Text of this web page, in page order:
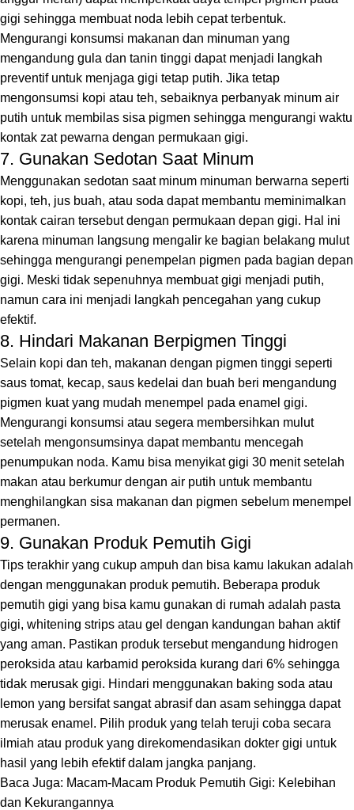
gigi sehingga membuat noda lebih cepat terbentuk.
Mengurangi konsumsi makanan dan minuman yang
mengandung gula dan tanin tinggi dapat menjadi langkah
preventif untuk menjaga gigi tetap putih. Jika tetap
mengonsumsi kopi atau teh, sebaiknya perbanyak minum air
putih untuk membilas sisa pigmen sehingga mengurangi waktu
kontak zat pewarna dengan permukaan gigi.
7. Gunakan Sedotan Saat Minum
Menggunakan sedotan saat minum minuman berwarna seperti
kopi, teh, jus buah, atau soda dapat membantu meminimalkan
kontak cairan tersebut dengan permukaan depan gigi. Hal ini
karena minuman langsung mengalir ke bagian belakang mulut
sehingga mengurangi penempelan pigmen pada bagian depan
gigi. Meski tidak sepenuhnya membuat gigi menjadi putih,
namun cara ini menjadi langkah pencegahan yang cukup
efektif.
8. Hindari Makanan Berpigmen Tinggi
Selain kopi dan teh, makanan dengan pigmen tinggi seperti
saus tomat, kecap, saus kedelai dan buah beri mengandung
pigmen kuat yang mudah menempel pada enamel gigi.
Mengurangi konsumsi atau segera membersihkan mulut
setelah mengonsumsinya dapat membantu mencegah
penumpukan noda. Kamu bisa menyikat gigi 30 menit setelah
makan atau berkumur dengan air putih untuk membantu
menghilangkan sisa makanan dan pigmen sebelum menempel
permanen.
9. Gunakan Produk Pemutih Gigi
Tips terakhir yang cukup ampuh dan bisa kamu lakukan adalah
dengan menggunakan produk pemutih. Beberapa produk
pemutih gigi yang bisa kamu gunakan di rumah adalah pasta
gigi, whitening strips atau gel dengan kandungan bahan aktif
yang aman. Pastikan produk tersebut mengandung hidrogen
peroksida atau karbamid peroksida kurang dari 6% sehingga
tidak merusak gigi. Hindari menggunakan baking soda atau
lemon yang bersifat sangat abrasif dan asam sehingga dapat
merusak enamel. Pilih produk yang telah teruji coba secara
ilmiah atau produk yang direkomendasikan dokter gigi untuk
hasil yang lebih efektif dalam jangka panjang.
Baca Juga: Macam-Macam Produk Pemutih Gigi: Kelebihan
dan Kekurangannya